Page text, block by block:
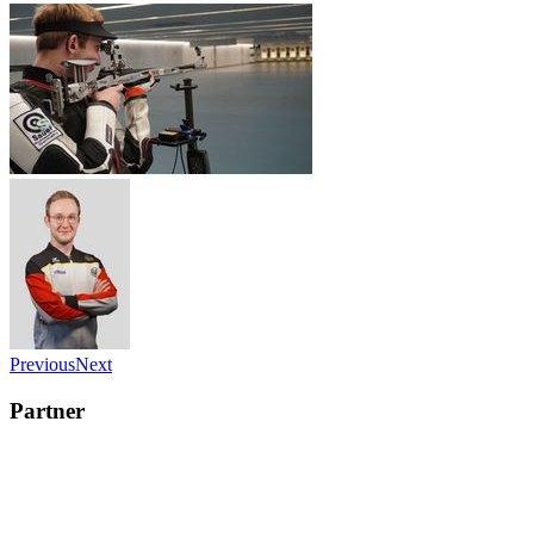
PreviousNext
Partner